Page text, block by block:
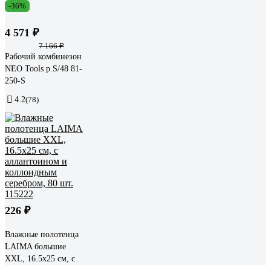
-36%
4 571 ₽
7 166 ₽
Рабочий комбинезон
NEO Tools p.S/48 81-
250-S
4.2(78)
226 ₽
Влажные полотенца
LAIMA большие
XXL, 16.5x25 см, с